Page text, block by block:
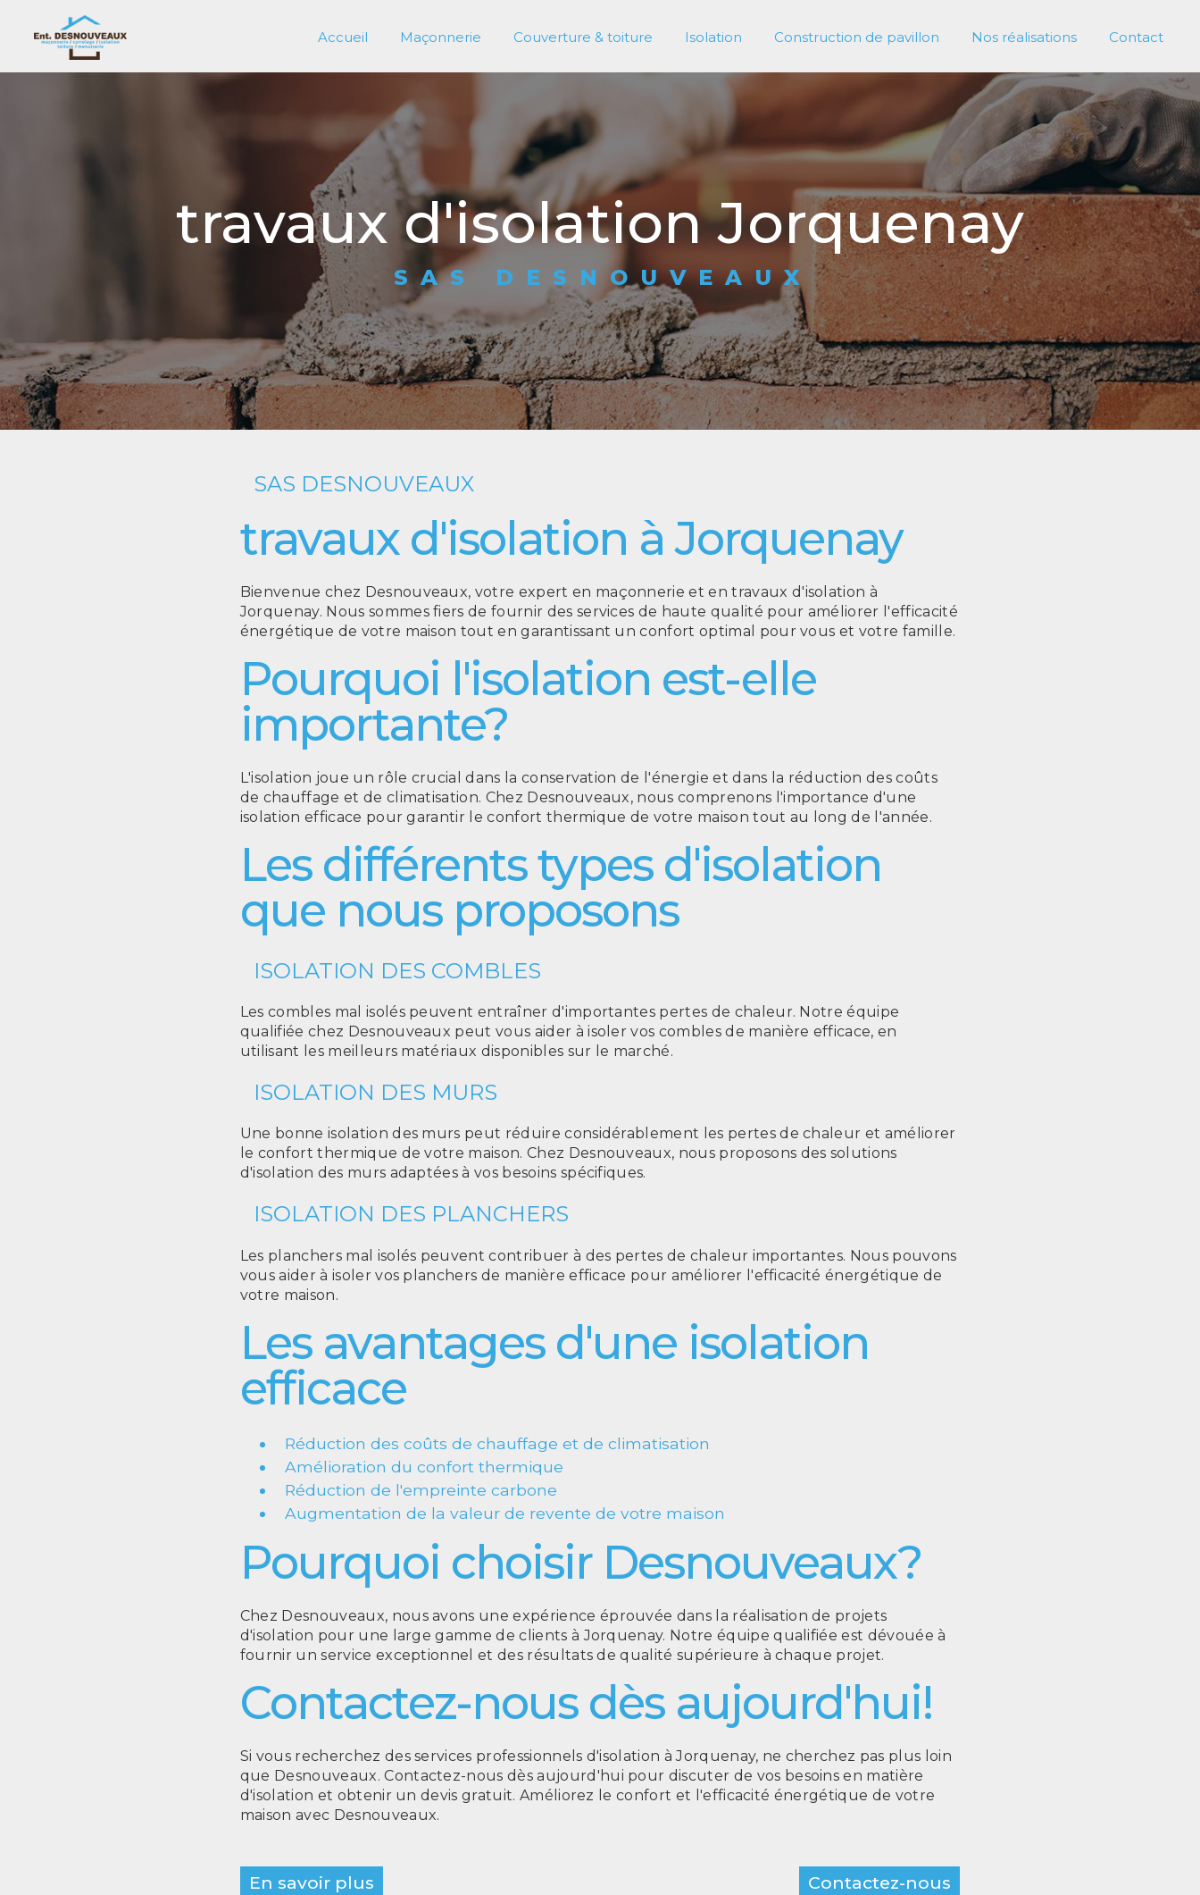
Accueil Maçonnerie Couverture & toiture Isolation Construction de pavillon Nos réalisations Contact
travaux d'isolation Jorquenay
SAS DESNOUVEAUX
SAS DESNOUVEAUX
travaux d'isolation à Jorquenay
Bienvenue chez Desnouveaux, votre expert en maçonnerie et en travaux d'isolation à
Jorquenay. Nous sommes fiers de fournir des services de haute qualité pour améliorer l'efficacité
énergétique de votre maison tout en garantissant un confort optimal pour vous et votre famille.
Pourquoi l'isolation est-elle
importante?
L'isolation joue un rôle crucial dans la conservation de l'énergie et dans la réduction des coûts
de chauffage et de climatisation. Chez Desnouveaux, nous comprenons l'importance d'une
isolation efficace pour garantir le confort thermique de votre maison tout au long de l'année.
Les différents types d'isolation
que nous proposons
ISOLATION DES COMBLES
Les combles mal isolés peuvent entraîner d'importantes pertes de chaleur. Notre équipe
qualifiée chez Desnouveaux peut vous aider à isoler vos combles de manière efficace, en
utilisant les meilleurs matériaux disponibles sur le marché.
ISOLATION DES MURS
Une bonne isolation des murs peut réduire considérablement les pertes de chaleur et améliorer
le confort thermique de votre maison. Chez Desnouveaux, nous proposons des solutions
d'isolation des murs adaptées à vos besoins spécifiques.
ISOLATION DES PLANCHERS
Les planchers mal isolés peuvent contribuer à des pertes de chaleur importantes. Nous pouvons
vous aider à isoler vos planchers de manière efficace pour améliorer l'efficacité énergétique de
votre maison.
Les avantages d'une isolation
efficace
Réduction des coûts de chauffage et de climatisation
Amélioration du confort thermique
Réduction de l'empreinte carbone
Augmentation de la valeur de revente de votre maison
Pourquoi choisir Desnouveaux?
Chez Desnouveaux, nous avons une expérience éprouvée dans la réalisation de projets
d'isolation pour une large gamme de clients à Jorquenay. Notre équipe qualifiée est dévouée à
fournir un service exceptionnel et des résultats de qualité supérieure à chaque projet.
Contactez-nous dès aujourd'hui!
Si vous recherchez des services professionnels d'isolation à Jorquenay, ne cherchez pas plus loin
que Desnouveaux. Contactez-nous dès aujourd'hui pour discuter de vos besoins en matière
d'isolation et obtenir un devis gratuit. Améliorez le confort et l'efficacité énergétique de votre
maison avec Desnouveaux.
En savoir plus Contactez-nous